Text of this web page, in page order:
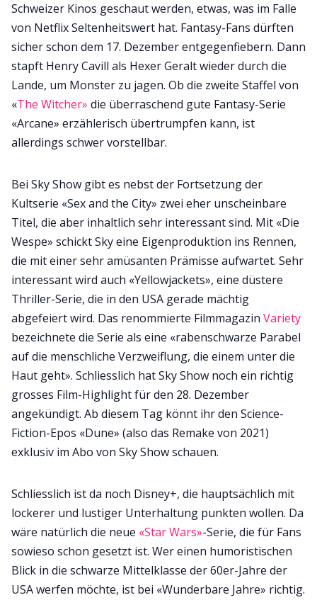
Schweizer Kinos geschaut werden, etwas, was im Falle
von Netflix Seltenheitswert hat. Fantasy-Fans dürften
sicher schon dem 17. Dezember entgegenfiebern. Dann
stapft Henry Cavill als Hexer Geralt wieder durch die
Lande, um Monster zu jagen. Ob die zweite Staffel von
«The Witcher» die überraschend gute Fantasy-Serie
«Arcane» erzählerisch übertrumpfen kann, ist
allerdings schwer vorstellbar.
Bei Sky Show gibt es nebst der Fortsetzung der
Kultserie «Sex and the City» zwei eher unscheinbare
Titel, die aber inhaltlich sehr interessant sind. Mit «Die
Wespe» schickt Sky eine Eigenproduktion ins Rennen,
die mit einer sehr amüsanten Prämisse aufwartet. Sehr
interessant wird auch «Yellowjackets», eine düstere
Thriller-Serie, die in den USA gerade mächtig
abgefeiert wird. Das renommierte Filmmagazin Variety
bezeichnete die Serie als eine «rabenschwarze Parabel
auf die menschliche Verzweiflung, die einem unter die
Haut geht». Schliesslich hat Sky Show noch ein richtig
grosses Film-Highlight für den 28. Dezember
angekündigt. Ab diesem Tag könnt ihr den Science-
Fiction-Epos «Dune» (also das Remake von 2021)
exklusiv im Abo von Sky Show schauen.
Schliesslich ist da noch Disney+, die hauptsächlich mit
lockerer und lustiger Unterhaltung punkten wollen. Da
wäre natürlich die neue «Star Wars»-Serie, die für Fans
sowieso schon gesetzt ist. Wer einen humoristischen
Blick in die schwarze Mittelklasse der 60er-Jahre der
USA werfen möchte, ist bei «Wunderbare Jahre» richtig.